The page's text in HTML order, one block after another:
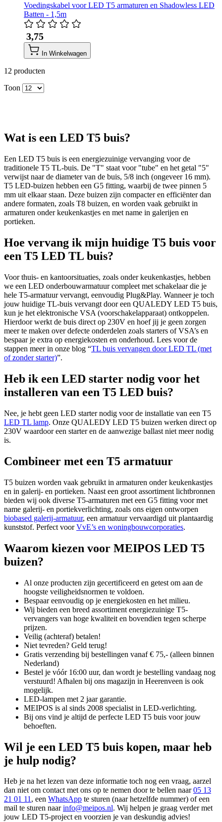
Voedingskabel voor LED T5 armaturen en Shadowless LED
Batten - 1,5m
​ 3,75
In Winkelwagen
12 producten
Toon
Wat is een LED T5 buis?
Een LED T5 buis is een energiezuinige vervanging voor de
traditionele T5 TL-buis. De "T" staat voor "tube" en het getal "5"
verwijst naar de diameter van de buis, 5/8 inch (ongeveer 16 mm).
T5 LED-buizen hebben een G5 fitting, waarbij de twee pinnen 5
mm uit elkaar staan. Deze buizen zijn compacter en efficiënter dan
andere formaten, zoals T8 buizen, en worden vaak gebruikt in
armaturen onder keukenkastjes en met name in galerijen en
portieken.
Hoe vervang ik mijn huidige T5 buis voor
een T5 LED TL buis?
Voor thuis- en kantoorsituaties, zoals onder keukenkastjes, hebben
we een LED onderbouwarmatuur compleet met schakelaar die je
hele T5-armatuur vervangt, eenvoudig Plug&Play. Wanneer je toch
jouw huidige TL-buis vervangt door een QUALEDY LED T5 buis,
kun je het elektronische VSA (voorschakelapparaat) ontkoppelen.
Hierdoor werkt de buis direct op 230V en hoef jij je geen zorgen
meer te maken over defecte onderdelen zoals starters of VSA’s en
bespaar je extra op energiekosten en onderhoud. Lees voor de
stappen meer in onze blog “TL buis vervangen door LED TL (met
of zonder starter)”.
Heb ik een LED starter nodig voor het
installeren van een T5 LED buis?
Nee, je hebt geen LED starter nodig voor de installatie van een T5
LED TL lamp. Onze QUALEDY LED T5 buizen werken direct op
230V waardoor een starter en de aanwezige ballast niet meer nodig
is.
Combineer met een T5 armatuur
T5 buizen worden vaak gebruikt in armaturen onder keukenkastjes
en in galerij- en portieken. Naast een groot assortiment lichtbronnen
bieden wij ook diverse T5-armaturen met een G5 fitting voor met
name galerij- en portiekverlichting, zoals ons eigen ontworpen
biobased galerij-armatuur, een armatuur vervaardigd uit plantaardig
kunststof. Perfect voorVvE’s en woningbouwcorporaties.
Waarom kiezen voor MEIPOS LED T5
buizen?
Al onze producten zijn gecertificeerd en getest om aan de
hoogste veiligheidsnormen te voldoen.
Bespaar eenvoudig op je energiekosten en het milieu.
Wij bieden een breed assortiment energiezuinige T5-
vervangers van hoge kwaliteit en bovendien tegen scherpe
prijzen.
Veilig (achteraf) betalen!
Niet tevreden? Geld terug!
Gratis verzending bij bestellingen vanaf € 75,- (alleen binnen
Nederland)
Bestel je vóór 16:00 uur, dan wordt je bestelling vandaag nog
verstuurd! Afhalen bij ons magazijn in Heerenveen is ook
mogelijk.
LED-lampen met 2 jaar garantie.
MEIPOS is al sinds 2008 specialist in LED-verlichting.
Bij ons vind je altijd de perfecte LED T5 buis voor jouw
behoeften.
Wil je een LED T5 buis kopen, maar heb
je hulp nodig?
Heb je na het lezen van deze informatie toch nog een vraag, aarzel
dan niet om contact met ons op te nemen door te bellen naar05 13
21 01 11, een WhatsApp te sturen (naar hetzelfde nummer) of een
mail te sturen naarinfo@meipos.nl. Wij helpen je graag verder met
jouw LED T5-project en voorzien je van deskundig advies!